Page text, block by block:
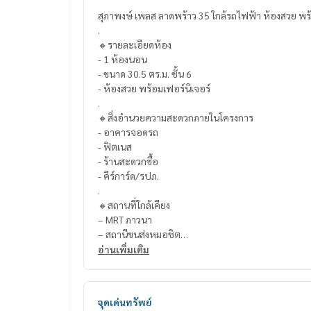
สุภาพงษ์ เพลส ลาดพร้าว 35 ใกล้รถไฟฟ้า ห้องสวย พ
🔸รายละเอียดห้อง
- 1 ห้องนอน
- ขนาด 30.5 ตร.ม. ชั้น 6
- ห้องสวย พร้อมเฟอร์นิเจอร์
🔸สิ่งอำนวยความสะดวกภายในโครงการ
- อาคารจอดรถ
- ฟิตเนส
- ร้านสะดวกซื้อ
- คีร์การ์ด/รปภ.
🔸สถานที่ใกล้เคียง
– MRT ภาวนา
– สถานีขนส่งหมอชิต
– Union Mall
– สวนลุมไนท์บาซาร์ รัชดาภิเษก
อ่านเพิ่มเติม
จุดเด่นทรัพย์